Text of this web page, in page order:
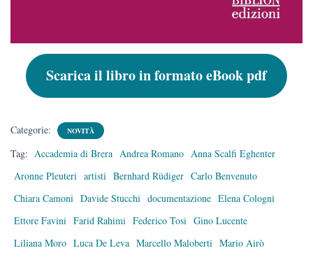
Scarica il libro in formato eBook pdf
Categorie: NOVITÀ
Tag: Accademia di Brera Andrea Romano Anna Scalfi Eghenter
Aronne Pleuteri artisti Bernhard Rüdiger Carlo Benvenuto
Chiara Camoni Davide Stucchi documentazione Elena Cologni
Ettore Favini Farid Rahimi Federico Tosi Gino Lucente
Liliana Moro Luca De Leva Marcello Maloberti Mario Airò